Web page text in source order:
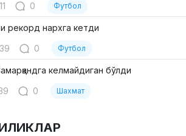
0 Футбол
рекорд нархга кетди
0 Футбол
келмайдиган бўлди
0 Шахмат